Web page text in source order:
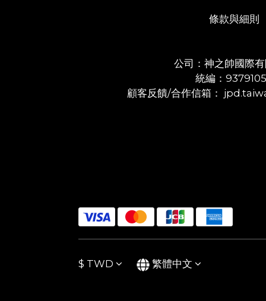
條款與細則
公司：神之帥國際
統編：
顧客反饋/合作信箱：
$ TWD 繁體中文